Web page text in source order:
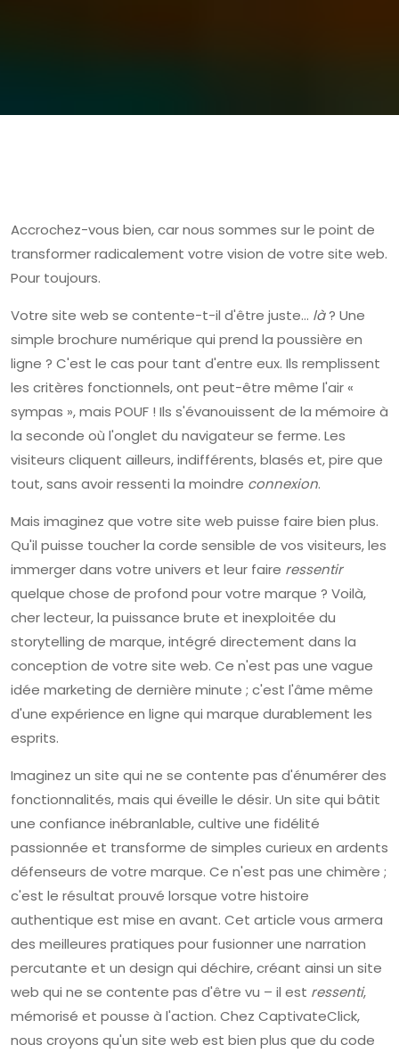
Accrochez-vous bien, car nous sommes sur le point de
transformer radicalement votre vision de votre site web.
Pour toujours.
Votre site web se contente-t-il d'être juste… là? Une
simple brochure numérique qui prend la poussière en
ligne ? C'est le cas pour tant d'entre eux. Ils remplissent
les critères fonctionnels, ont peut-être même l'air «
sympas », mais POUF ! Ils s'évanouissent de la mémoire à
la seconde où l'onglet du navigateur se ferme. Les
visiteurs cliquent ailleurs, indifférents, blasés et, pire que
tout, sans avoir ressenti la moindre connexion.
Mais imaginez que votre site web puisse faire bien plus.
Qu'il puisse toucher la corde sensible de vos visiteurs, les
immerger dans votre univers et leur faire ressentir
quelque chose de profond pour votre marque ? Voilà,
cher lecteur, la puissance brute et inexploitée du
storytelling de marque, intégré directement dans la
conception de votre site web. Ce n'est pas une vague
idée marketing de dernière minute ; c'est l'âme même
d'une expérience en ligne qui marque durablement les
esprits.
Imaginez un site qui ne se contente pas d'énumérer des
fonctionnalités, mais qui éveille le désir. Un site qui bâtit
une confiance inébranlable, cultive une fidélité
passionnée et transforme de simples curieux en ardents
défenseurs de votre marque. Ce n'est pas une chimère ;
c'est le résultat prouvé lorsque votre histoire
authentique est mise en avant. Cet article vous armera
des meilleures pratiques pour fusionner une narration
percutante et un design qui déchire, créant ainsi un site
web qui ne se contente pas d'être vu – il est ressenti,
mémorisé et pousse à l'action. Chez CaptivateClick,
nous croyons qu'un site web est bien plus que du code